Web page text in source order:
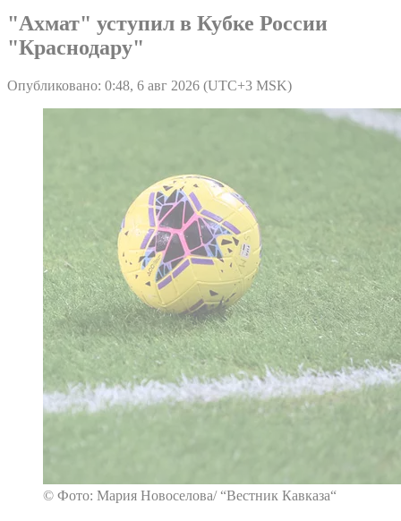
"Ахмат" уступил в Кубке России
"Краснодару"
Опубликовано: 0:48, 6 авг 2026 (UTC+3 MSK)
© Фото: Мария Новоселова/ “Вестник Кавказа“